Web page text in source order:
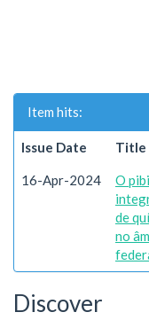
Item hits:
Issue Date Title
16-Apr-2024
O
de
no
Discover